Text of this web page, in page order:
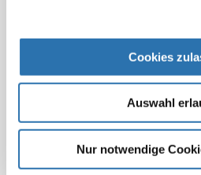
Cookies
Auswahl
Nur notwendige
müssten aber auch die
personell entsprechend
Mischo.